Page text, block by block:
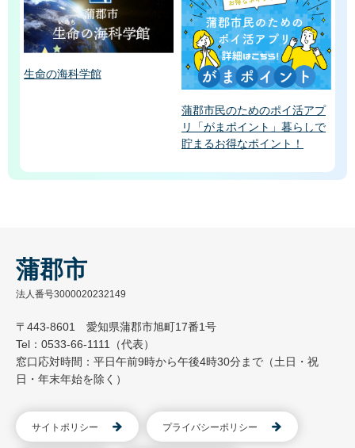
生命の海科学館
蒲郡市民のためのポイ活アプ
リ「がまポイント」暮らしで
貯まるお得なポイント！
蒲郡市
法人番号3000020232149
〒443-8601 愛知県蒲郡市旭町17番1号
Tel：0533-66-1111（代表）
窓口応対時間：平日午前9時から午後4時30分まで（土日・祝
日・年末年始を除く）
サイトポリシー プライバシーポリシー